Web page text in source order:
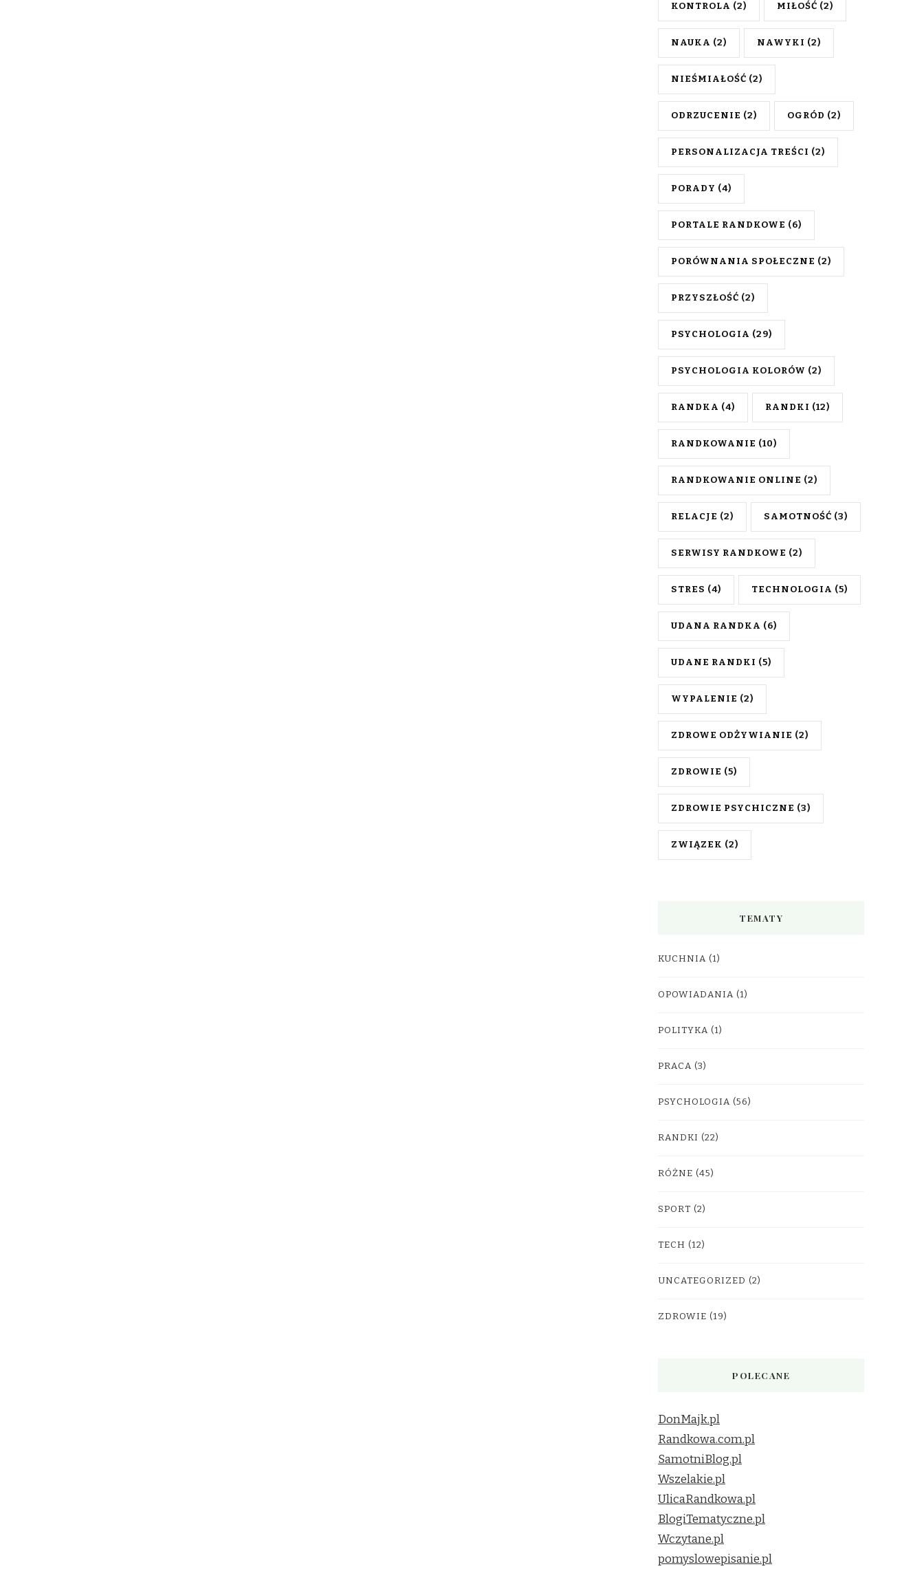
KONTROLA (2) MIŁOŚĆ (2)
NAUKA (2) NAWYKI (2)
NIEŚMIAŁOŚĆ (2)
ODRZUCENIE (2) OGRÓD (2)
PERSONALIZACJA TREŚCI (2)
PORADY (4)
PORTALE RANDKOWE (6)
PORÓWNANIA SPOŁECZNE (2)
PRZYSZŁOŚĆ (2)
PSYCHOLOGIA (29)
PSYCHOLOGIA KOLORÓW (2)
RANDKA (4) RANDKI (12)
RANDKOWANIE (10)
RANDKOWANIE ONLINE (2)
RELACJE (2) SAMOTNOŚĆ (3)
SERWISY RANDKOWE (2)
STRES (4) TECHNOLOGIA (5)
UDANA RANDKA (6)
UDANE RANDKI (5)
WYPALENIE (2)
ZDROWE ODŻYWIANIE (2)
ZDROWIE (5)
ZDROWIE PSYCHICZNE (3)
ZWIĄZEK (2)
TEMATY
KUCHNIA (1)
OPOWIADANIA (1)
POLITYKA (1)
PRACA (3)
PSYCHOLOGIA (56)
RANDKI (22)
RÓŻNE (45)
SPORT (2)
TECH (12)
UNCATEGORIZED (2)
ZDROWIE (19)
POLECANE
DonMajk.pl
Randkowa.com.pl
SamotniBlog.pl
Wszelakie.pl
UlicaRandkowa.pl
BlogiTematyczne.pl
Wczytane.pl
pomyslowepisanie.pl